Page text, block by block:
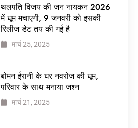
थलपति विजय की जन नायकन 2026
में धूम मचाएगी, 9 जनवरी को इसकी
रिलीज डेट तय की गई है
मार्च 25, 2025
बोमन ईरानी के घर नवरोज की धूम,
परिवार के साथ मनाया जश्न
मार्च 21, 2025